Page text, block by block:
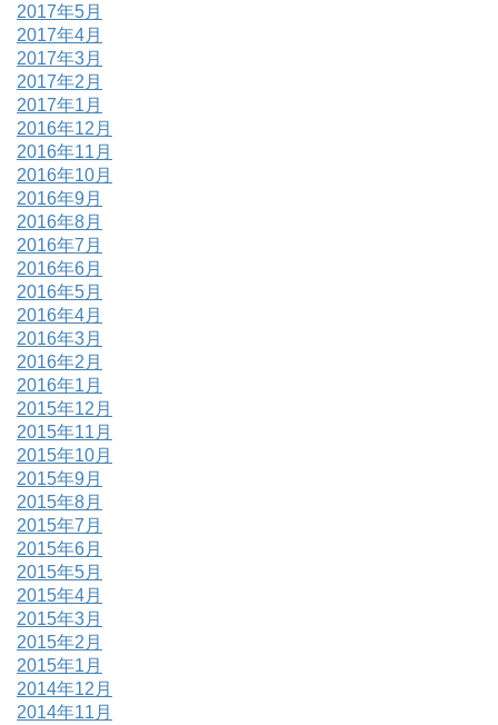
2017年5月
2017年4月
2017年3月
2017年2月
2017年1月
2016年12月
2016年11月
2016年10月
2016年9月
2016年8月
2016年7月
2016年6月
2016年5月
2016年4月
2016年3月
2016年2月
2016年1月
2015年12月
2015年11月
2015年10月
2015年9月
2015年8月
2015年7月
2015年6月
2015年5月
2015年4月
2015年3月
2015年2月
2015年1月
2014年12月
2014年11月